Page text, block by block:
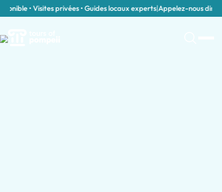
• Visites privées • Guides locaux experts|Appelez-nous